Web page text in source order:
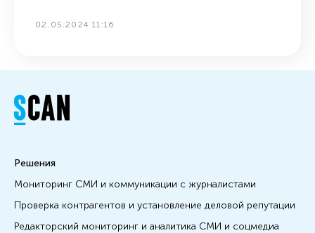
02.05.2024 11:16
Решения
Мониторинг СМИ и коммуникации с журналистами
Проверка контрагентов и установление деловой репутации
Редакторский мониторинг и аналитика СМИ и соцмедиа